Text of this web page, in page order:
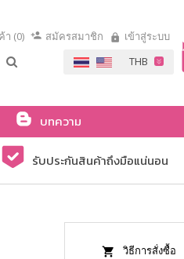
า (0) สมัครสมาชิก เข้าสู่ระบบ
บทความ
รับประกันสินค้าถึงมือแน่นอน
วิธีการสั่งซื้อ